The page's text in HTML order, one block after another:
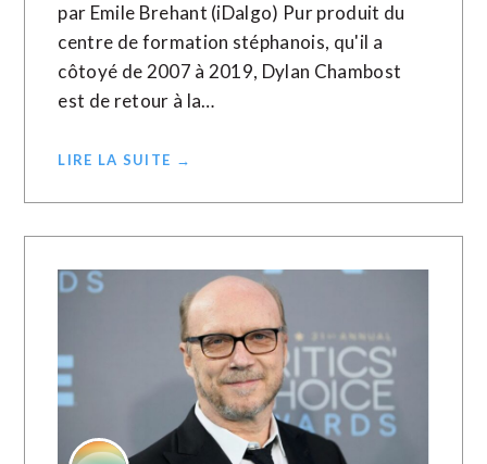
par Emile Brehant (iDalgo) Pur produit du
centre de formation stéphanois, qu'il a
côtoyé de 2007 à 2019, Dylan Chambost
est de retour à la…
LIRE LA SUITE →